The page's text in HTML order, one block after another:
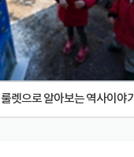
룰렛으로 알아보는 역사이야기